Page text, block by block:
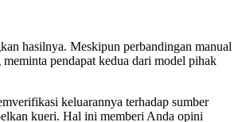
hasilnya. Meskipun perbandingan manual
pendapat kedua dari model pihak
keluarannya terhadap sumber
kueri. Hal ini memberi Anda opini